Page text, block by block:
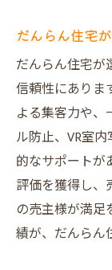
リフォー
VR活
案
リフ
る
だん
不動
買主
不動
だんらん住宅
だんらん住宅が
信頼性にありま
よる集客力や
ル防止、VR室
的なサポートが
評価を獲得し、
の売主様が満足
績が、だんらん